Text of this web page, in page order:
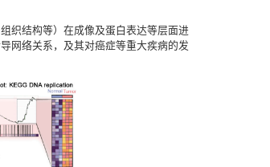
织结构等）在成像及蛋白表达等层面进
网络关系，及其对癌症等重大疾病的发